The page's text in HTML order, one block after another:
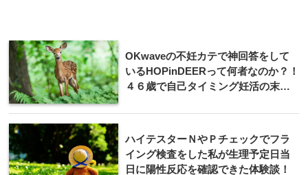
OKwaveの不妊カテで神回答をして
いるHOPinDEERって何者なのか？！
４６歳で自己タイミング妊活の末に
ハイテスターＮやＰチェックでフラ
イング検査をした私が生理予定日当
日に陽性反応を確認できた体験談！